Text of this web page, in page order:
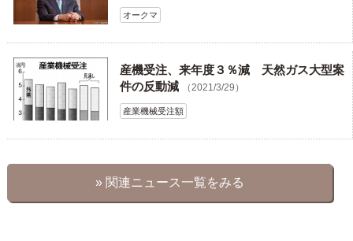
オークマ
産機受注、来年度３％減 天然ガス大型案
件の反動減
（2021/3/29）
産業機械受注額
» 関連ニュース一覧をみる